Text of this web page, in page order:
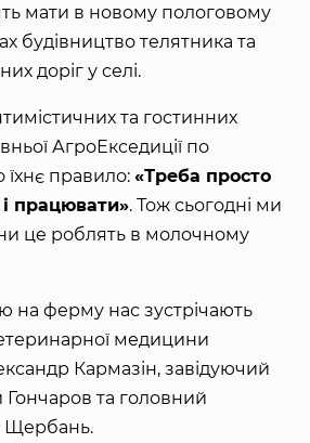
мати в новому пологовому
будівництво телятника та
доріг у селі.
та гостинних
АгроЕкседиції по
їхнє правило: «Треба просто
працювати». Тож сьогодні ми
це роблять в молочному
на ферму нас зустрічають
медицини
Кармазін, завідуючий
та головний
Щербань.